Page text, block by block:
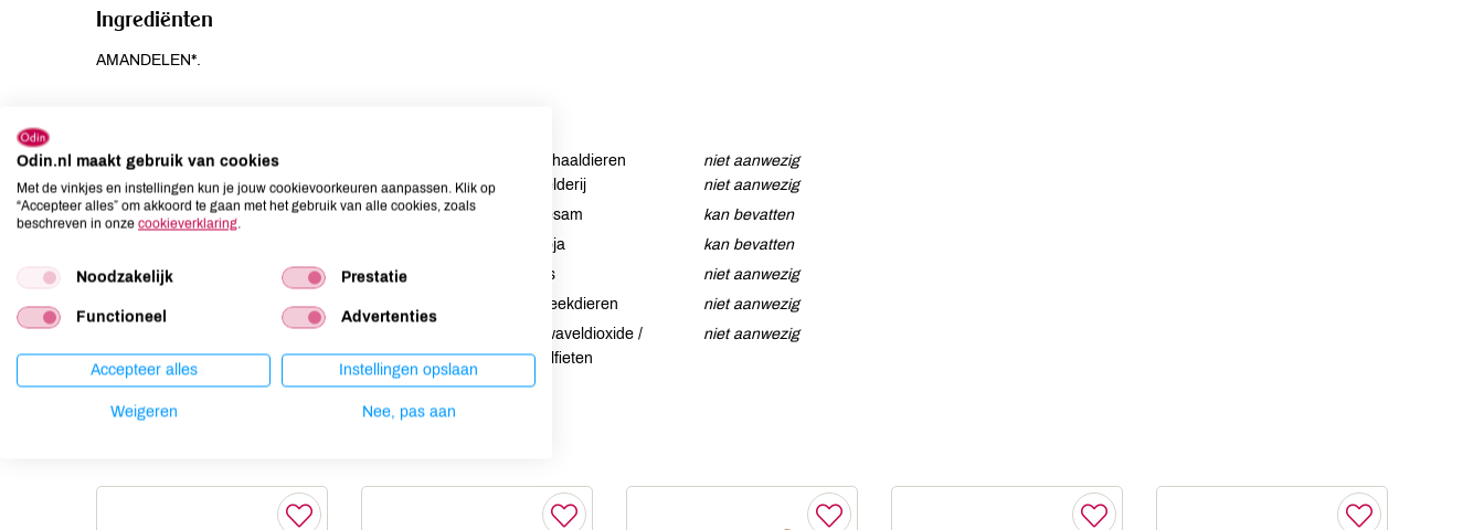
Ingrediënten
AMANDELEN*.
Aardnoten
niet aanwezig
Ei
niet aanwezig
Gluten
Lupine
niet aanwezig
Mosterd
niet aanwezig
Schaaldieren
niet aanwezig
Selderij
niet aanwezig
Sesam
kan bevatten
Soja
kan bevatten
Vis
niet aanwezig
Weekdieren
niet aanwezig
Zwaveldioxide /
sulfieten
niet aanwezig
Odin.nl maakt gebruik van cookies
Met de vinkjes en instellingen kun je jouw cookievoorkeuren aanpassen. Klik op
“Accepteer alles” om akkoord te gaan met het gebruik van alle cookies, zoals
beschreven in onze cookieverklaring.
Noodzakelijk Prestatie
Functioneel Advertenties
Accepteer alles Instellingen opslaan
Weigeren Nee, pas aan